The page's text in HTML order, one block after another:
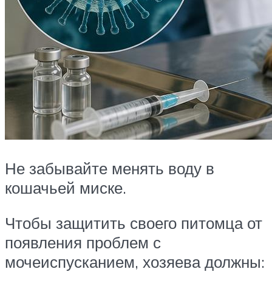
Не забывайте менять воду в
кошачьей миске.
Чтобы защитить своего питомца от
появления проблем с
мочеиспусканием, хозяева должны: